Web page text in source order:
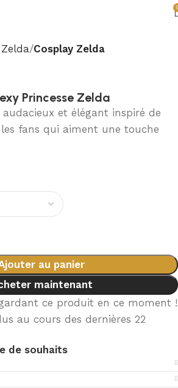
Cosplay Zelda
Princesse Zelda
et élégant inspiré de
fans qui aiment une touche
au panier
maintenant
ce produit en ce moment !
au cours des dernières 22
de souhaits